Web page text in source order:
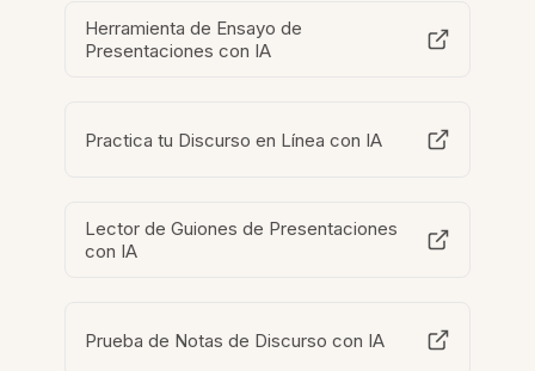
Herramienta de Ensayo de
Presentaciones con IA
Practica tu Discurso en Línea con IA
Lector de Guiones de Presentaciones
con IA
Prueba de Notas de Discurso con IA